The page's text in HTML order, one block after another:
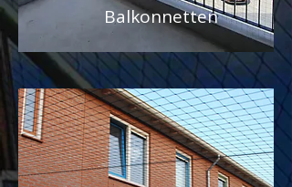
Balkonnetten